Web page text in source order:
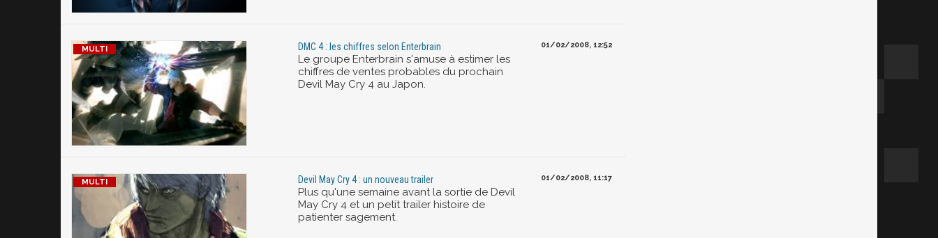
DMC 4 : les chiffres selon Enterbrain
Le groupe Enterbrain s'amuse à estimer les
chiffres de ventes probables du prochain
Devil May Cry 4 au Japon.
01/02/2008, 12:52
Devil May Cry 4 : un nouveau trailer
Plus qu'une semaine avant la sortie de Devil
May Cry 4 et un petit trailer histoire de
patienter sagement.
01/02/2008, 11:17